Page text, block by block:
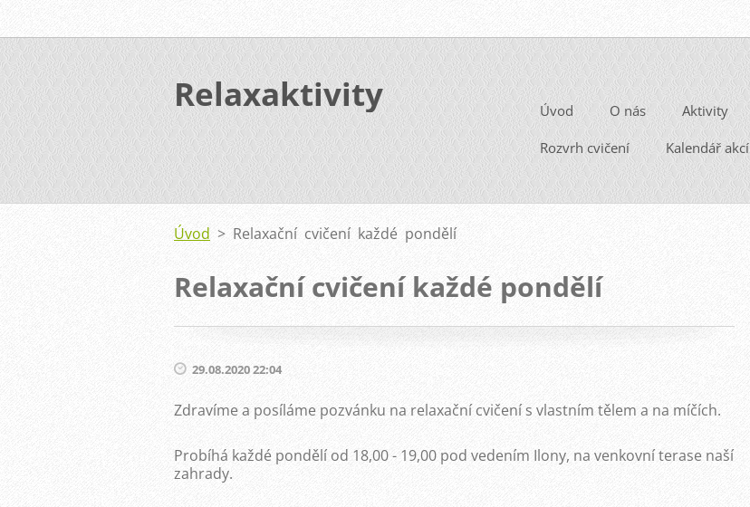
Relaxaktivity Úvod O nás Aktivity
Rozvrh cvičení Kalendář akcí
Úvod > Relaxační cvičení každé pondělí
Relaxační cvičení každé pondělí
29.08.2020 22:04
Zdravíme a posíláme pozvánku na relaxační cvičení s vlastním tělem a na míčích.
Probíhá každé pondělí od 18,00 - 19,00 pod vedením Ilony, na venkovní terase naší
zahrady.